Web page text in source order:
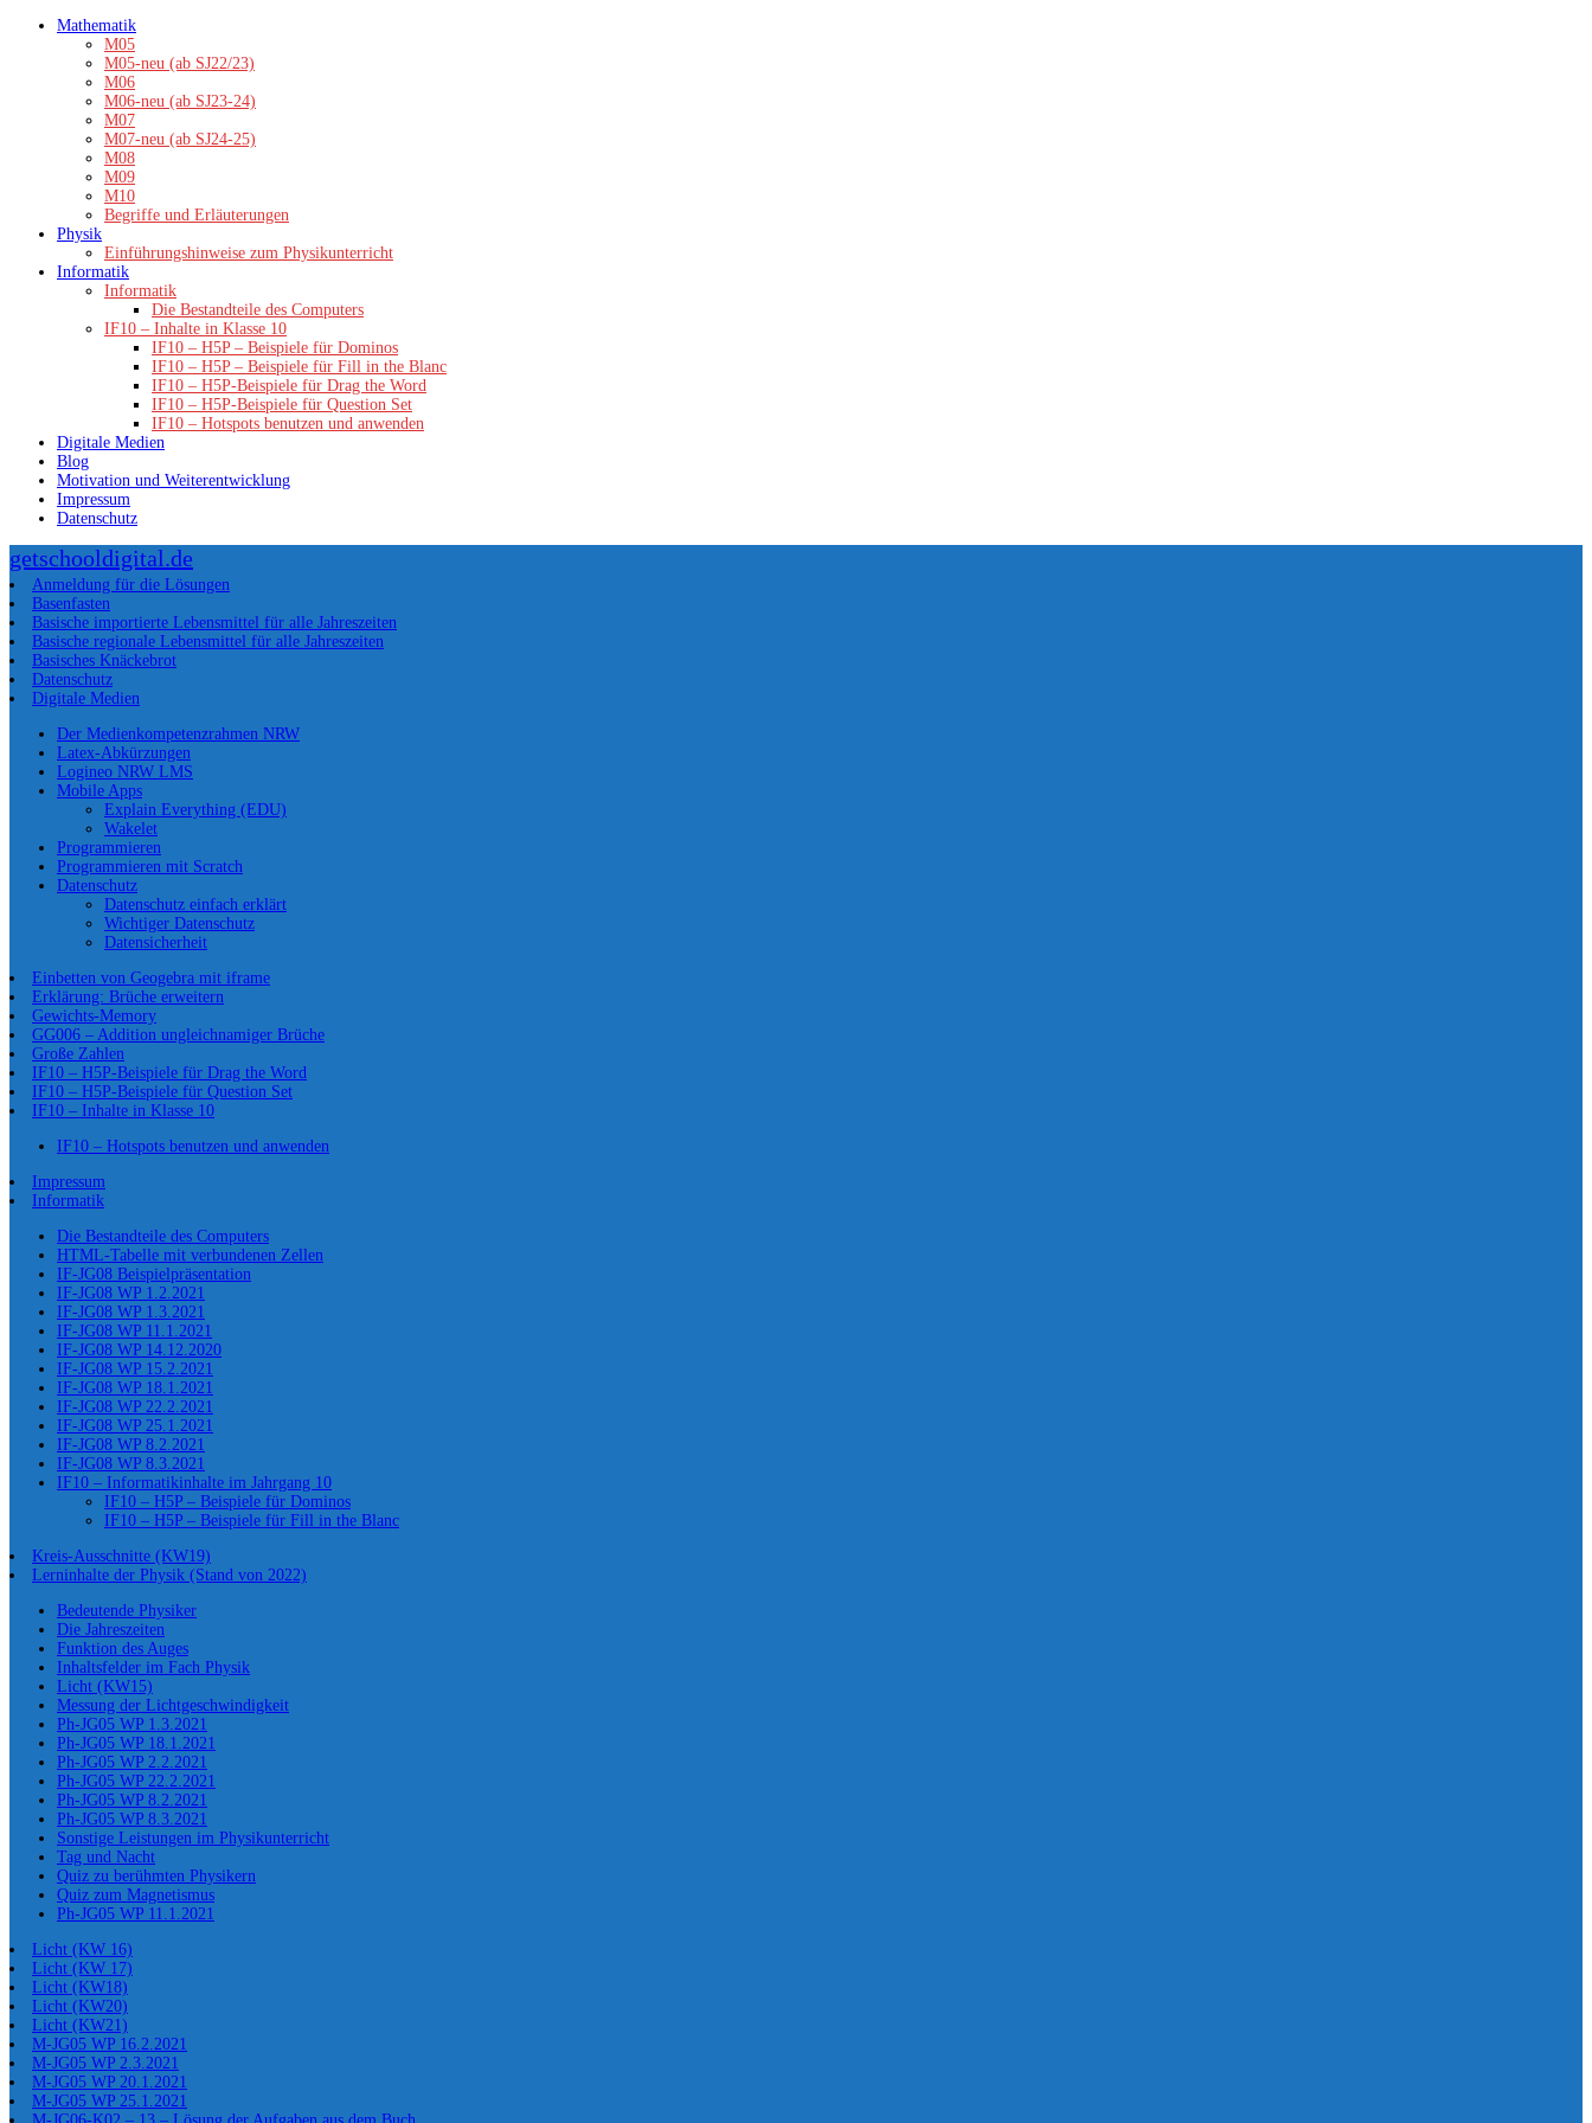
Zum
Mathematik
M05
M05-neu (ab SJ22/23)
M06
M06-neu (ab SJ23-24)
M07
M07-neu (ab SJ24-25)
M08
M09
M10
Begriffe und Erläuterungen
Physik
Einführungshinweise zum Physikunterricht
Informatik
Informatik
Die Bestandteile des Computers
IF10 – Inhalte in Klasse 10
IF10 – H5P – Beispiele für Dominos
IF10 – H5P – Beispiele für Fill in the Blanc
IF10 – H5P-Beispiele für Drag the Word
IF10 – H5P-Beispiele für Question Set
IF10 – Hotspots benutzen und anwenden
Digitale Medien
Blog
Motivation und Weiterentwicklung
Impressum
Datenschutz
getschooldigital.de
Anmeldung für die Lösungen
Basenfasten
Basische importierte Lebensmittel für alle Jahreszeiten
Basische regionale Lebensmittel für alle Jahreszeiten
Basisches Knäckebrot
Datenschutz
Digitale Medien
Der Medienkompetenzrahmen NRW
Latex-Abkürzungen
Logineo NRW LMS
Mobile Apps
Explain Everything (EDU)
Wakelet
Programmieren
Programmieren mit Scratch
Datenschutz
Datenschutz einfach erklärt
Wichtiger Datenschutz
Datensicherheit
Einbetten von Geogebra mit iframe
Erklärung: Brüche erweitern
Gewichts-Memory
GG006 – Addition ungleichnamiger Brüche
Große Zahlen
IF10 – H5P-Beispiele für Drag the Word
IF10 – H5P-Beispiele für Question Set
IF10 – Inhalte in Klasse 10
IF10 – Hotspots benutzen und anwenden
Impressum
Informatik
Die Bestandteile des Computers
HTML-Tabelle mit verbundenen Zellen
IF-JG08 Beispielpräsentation
IF-JG08 WP 1.2.2021
IF-JG08 WP 1.3.2021
IF-JG08 WP 11.1.2021
IF-JG08 WP 14.12.2020
IF-JG08 WP 15.2.2021
IF-JG08 WP 18.1.2021
IF-JG08 WP 22.2.2021
IF-JG08 WP 25.1.2021
IF-JG08 WP 8.2.2021
IF-JG08 WP 8.3.2021
IF10 – Informatikinhalte im Jahrgang 10
IF10 – H5P – Beispiele für Dominos
IF10 – H5P – Beispiele für Fill in the Blanc
Kreis-Ausschnitte (KW19)
Lerninhalte der Physik (Stand von 2022)
Bedeutende Physiker
Die Jahreszeiten
Funktion des Auges
Inhaltsfelder im Fach Physik
Licht (KW15)
Messung der Lichtgeschwindigkeit
Ph-JG05 WP 1.3.2021
Ph-JG05 WP 18.1.2021
Ph-JG05 WP 2.2.2021
Ph-JG05 WP 22.2.2021
Ph-JG05 WP 8.2.2021
Ph-JG05 WP 8.3.2021
Sonstige Leistungen im Physikunterricht
Tag und Nacht
Quiz zu berühmten Physikern
Quiz zum Magnetismus
Ph-JG05 WP 11.1.2021
Licht (KW 16)
Licht (KW 17)
Licht (KW18)
Licht (KW20)
Licht (KW21)
M-JG05 WP 16.2.2021
M-JG05 WP 2.3.2021
M-JG05 WP 20.1.2021
M-JG05 WP 25.1.2021